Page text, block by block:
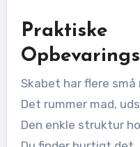
Praktiske
Skabet har flere små
Det rummer mad,
Den enkle struktur